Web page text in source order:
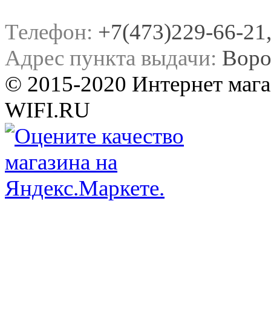
Телефон: +7(473)229-66-
Адрес пункта выдачи:
© 2015-2020 Интернет
WIFI.RU